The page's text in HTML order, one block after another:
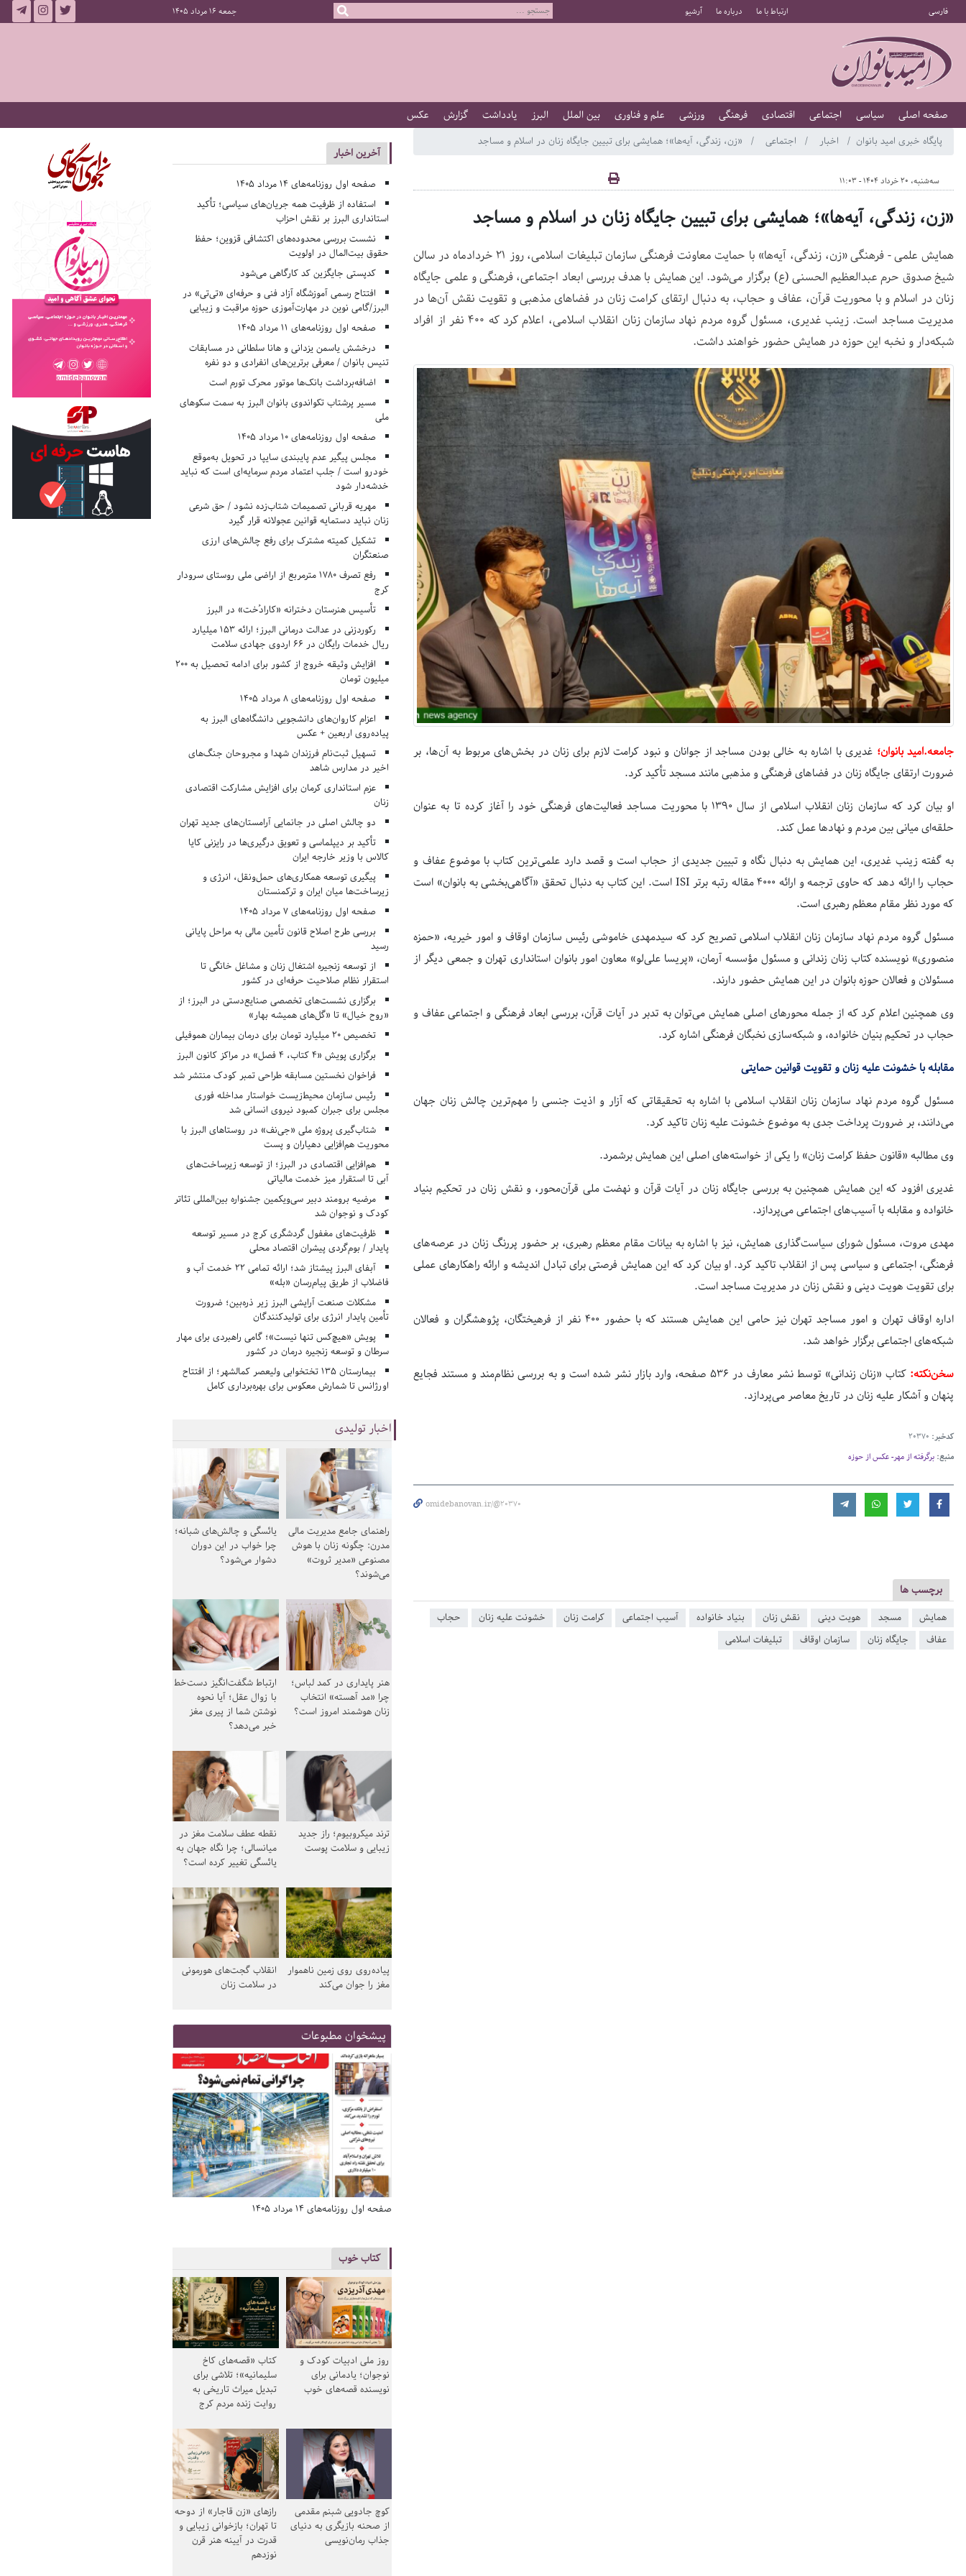
فارسی ارتباط با ما درباره ما آرشیو جمعه 16 مرداد 1405
صفحه اصلی سیاسی اجتماعی اقتصادی فرهنگی ورزشی علم و فناوری بین الملل البرز یادداشت گزارش عکس
پایگاه خبری امید بانوان اخبار اجتماعی «زن، زندگی، آیه‌ها»؛ همایشی برای تبیین جایگاه زنان در اسلام و مساجد
سه‌شنبه، 20 خرداد 1404 - 11:03
«زن، زندگی، آیه‌ها»؛ همایشی برای تبیین جایگاه زنان در اسلام و مساجد
همایش علمی - فرهنگی «زن، زندگی، آیه‌ها» با حمایت معاونت فرهنگی سازمان تبلیغات اسلامی، روز ۲۱ خردادماه در سالن
شیخ صدوق حرم عبدالعظیم الحسنی (ع) برگزار می‌شود. این همایش با هدف بررسی ابعاد اجتماعی، فرهنگی و علمی جایگاه
زنان در اسلام و با محوریت قرآن، عفاف و حجاب، به دنبال ارتقای کرامت زنان در فضاهای مذهبی و تقویت نقش آن‌ها در
مدیریت مساجد است. زینب غدیری، مسئول گروه مردم نهاد سازمان زنان انقلاب اسلامی، اعلام کرد که ۴۰۰ نفر از افراد
شبکه‌دار و نخبه این حوزه در همایش حضور خواهند داشت.
جامعه.امید بانوان؛ غدیری با اشاره به خالی بودن مساجد از جوانان و نبود کرامت لازم برای زنان در بخش‌های مربوط به آن‌ها، بر
ضرورت ارتقای جایگاه زنان در فضاهای فرهنگی و مذهبی مانند مسجد تأکید کرد.
او بیان کرد که سازمان زنان انقلاب اسلامی از سال ۱۳۹۰ با محوریت مساجد فعالیت‌های فرهنگی خود را آغاز کرده تا به عنوان
حلقه‌ای میانی بین مردم و نهادها عمل کند.
به گفته زینب غدیری، این همایش به دنبال نگاه و تبیین جدیدی از حجاب است و قصد دارد علمی‌ترین کتاب با موضوع عفاف و
حجاب را ارائه دهد که حاوی ترجمه و ارائه ۴۰۰۰مقاله رتبه برترISIاست. این کتاب به دنبال تحقق «آگاهی‌بخشی به بانوان» است
که مورد نظر مقام معظم رهبری است.
مسئول گروه مردم نهاد سازمان زنان انقلاب اسلامی تصریح کرد که سیدمهدی خاموشی رئیس سازمان اوقاف و امور خیریه، «حمزه
منصوری» نویسنده کتاب زنان زندانی و مسئول مؤسسه آرمان، «پریسا علی‌لو» معاون امور بانوان استانداری تهران و جمعی دیگر از
مسئولان و فعالان حوزه بانوان در این همایش حضور دارند.
وی همچنین اعلام کرد که از جمله محورهای اصلی همایش می‌توان به تدبر در آیات قرآن، بررسی ابعاد فرهنگی و اجتماعی عفاف و
حجاب در تحکیم بنیان خانواده، و شبکه‌سازی نخبگان فرهنگی اشاره کرد.
مقابله با خشونت علیه زنان و تقویت قوانین حمایتی
مسئول گروه مردم نهاد سازمان زنان انقلاب اسلامی با اشاره به تحقیقاتی که آزار و اذیت جنسی را مهم‌ترین چالش زنان جهان
می‌دانند، بر ضرورت پرداخت جدی به موضوع خشونت علیه زنان تاکید کرد.
وی مطالبه «قانون حفظ کرامت زنان» را یکی از خواسته‌های اصلی این همایش برشمرد.
غدیری افزود که این همایش همچنین به بررسی جایگاه زنان در آیات قرآن و نهضت ملی قرآن‌محور، و نقش زنان در تحکیم بنیاد
خانواده و مقابله با آسیب‌های اجتماعی می‌پردازد.
مهدی مروت، مسئول شورای سیاست‌گذاری همایش، نیز با اشاره به بیانات مقام معظم رهبری، بر حضور پررنگ زنان در عرصه‌های
فرهنگی، اجتماعی و سیاسی پس از انقلاب تاکید کرد. او بیان کرد که این همایش فرصتی برای تبادل اندیشه و ارائه راهکارهای عملی
برای تقویت هویت دینی و نقش زنان در مدیریت مساجد است.
اداره اوقاف تهران و امور مساجد تهران نیز حامی این همایش هستند که با حضور ۴۰۰نفر از فرهیختگان، پژوهشگران و فعالان
شبکه‌های اجتماعی برگزار خواهد شد.
سخن‌نکته: کتاب «زنان زندانی» توسط نشر معارف در ۵۳۶ صفحه، وارد بازار نشر شده است و به بررسی نظام‌مند و مستند فجایع
پنهان و آشکار علیه زنان در تاریخ معاصر می‌پردازد.
کدخبر: 20370
منبع: برگرفته از مهر- عکس از حوزه
omidebanovan.ir/@20370
برچسب ها
همایش مسجد هویت دینی نقش زنان بنیاد خانواده آسیب اجتماعی کرامت زنان خشونت علیه زنان
حجاب
عفاف
جایگاه زنان سازمان اوقاف تبلیغات اسلامی
آخرین اخبار
صفحه اول روزنامه‌های 14 مرداد 1405
استفاده از ظرفیت همه جریان‌های سیاسی؛ تأکید
استانداری البرز بر نقش احزاب
نشست بررسی محدوده‌های اکتشافی قزوین؛ حفظ
حقوق بیت‌المال در اولویت
کدپستی جایگزین کد کارگاهی می‌شود
افتتاح رسمی آموزشگاه آزاد فنی و حرفه‌ای «تی‌تی» در
البرز/گامی نوین در مهارت‌آموزی حوزه مراقبت و زیبایی
صفحه اول روزنامه‌های 11 مرداد 1405
درخشش یاسمن یزدانی و هانا سلطانی در مسابقات
تنیس بانوان / معرفی برترین‌های انفرادی و دو نفره
اضافه‌برداشت بانک‌ها موتور محرک تورم است
مسیر پرشتاب تکواندوی بانوان البرز به سمت سکوهای
ملی
صفحه اول روزنامه‌های 10 مرداد 1405
مجلس پیگیر عدم پایبندی سایپا در تحویل به‌موقع
خودرو است / جلب اعتماد مردم سرمایه‌ای است که نباید
خدشه‌دار شود
مهریه قربانی تصمیمات شتاب‌زده نشود / حق شرعی
زنان نباید دستمایه قوانین عجولانه قرار گیرد
تشکیل کمیته مشترک برای رفع چالش‌های ارزی
صنعتگران
رفع تصرف ۱۷۸۰ مترمربع از اراضی ملی روستای سرودار
کرج
تأسیس هنرستان دخترانه «کارادُخت» در البرز
رکوردزنی در عدالت درمانی البرز؛ ارائه ۱۵۳ میلیارد
ریال خدمات رایگان در ۶۶ اردوی جهادی سلامت
افزایش وثیقه خروج از کشور برای ادامه تحصیل به ۲۰۰
میلیون تومان
صفحه اول روزنامه‌های 8 مرداد 1405
اعزام کاروان‌های دانشجویی دانشگاه‌های البرز به
پیاده‌روی اربعین + عکس
تسهیل ثبت‌نام فرزندان شهدا و مجروحان جنگ‌های
اخیر در مدارس شاهد
عزم استانداری کرمان برای افزایش مشارکت اقتصادی
زنان
دو چالش اصلی در جانمایی آرامستان‌های جدید تهران
تأکید بر دیپلماسی و تعویق درگیری‌ها در رایزنی کایا
کالاس با وزیر خارجه ایران
پیگیری توسعه همکاری‌های حمل‌ونقل، انرژی و
زیرساخت‌ها میان ایران و ترکمنستان
صفحه اول روزنامه‌های 7 مرداد 1405
بررسی طرح اصلاح قانون تأمین مالی به مراحل پایانی
رسید
از توسعه زنجیره اشتغال زنان و مشاغل خانگی تا
استقرار نظام صلاحیت حرفه‌ای در کشور
برگزاری نشست‌های تخصصی صنایع‌دستی در البرز؛ از
«روح خیال» تا «گل‌های همیشه بهار»
تخصیص ۲۰ میلیارد تومان برای درمان بیماران هموفیلی
برگزاری پویش «۴ کتاب، ۴ فصل» در مراکز کانون البرز
فراخوان نخستین مسابقه طراحی تمبر کودک منتشر شد
رئیس سازمان محیط‌زیست خواستار مداخله فوری
مجلس برای جبران کمبود نیروی انسانی شد
شتاب‌گیری پروژه ملی «جی‌نف» در روستاهای البرز با
محوریت هم‌افزایی دهیاران و پست
هم‌افزایی اقتصادی در البرز؛ از توسعه زیرساخت‌های
آبی تا استقرار میز خدمت مالیاتی
مرضیه برومند دبیر سی‌ویکمین جشنواره بین‌المللی تئاتر
کودک و نوجوان شد
ظرفیت‌های مغفول گردشگری کرج در مسیر توسعه
پایدار / بوم‌گردی پیشران اقتصاد محلی
آبفای البرز پیشتاز شد؛ ارائه تمامی ۲۲ خدمت آب و
فاضلاب از طریق پیام‌رسان «بله»
مشکلات صنعت آرایشی البرز زیر ذره‌بین؛ ضرورت
تأمین پایدار انرژی برای تولیدکنندگان
پویش «هیچ‌کس تنها نیست»؛ گامی راهبردی برای مهار
سرطان و توسعه زنجیره درمان در کشور
بیمارستان ۱۳۵ تختخوابی ولیعصر کمالشهر؛ از افتتاح
اورژانس تا شمارش معکوس برای بهره‌برداری کامل
اخبار تولیدی
راهنمای جامع مدیریت مالی
مدرن: چگونه زنان با هوش
مصنوعی «مدیر ثروت»
می‌شوند؟
یائسگی و چالش‌های شبانه؛
چرا خواب در این دوران
دشوار می‌شود؟
هنر پایداری در کمد لباس؛
چرا «مد آهسته» انتخاب
زنان هوشمند امروز است؟
ارتباط شگفت‌انگیز دست‌خط
با زوال عقل؛ آیا نحوه
نوشتن شما از پیری مغز
خبر می‌دهد؟
ترند میکروبیوم؛ راز جدید
زیبایی و سلامت پوست
نقطه عطف سلامت مغز در
میانسالی؛ چرا نگاه جهان به
یائسگی تغییر کرده است؟
پیاده‌روی روی زمین ناهموار
مغز را جوان می‌کند
انقلاب گجت‌های هورمونی
در سلامت زنان
پیشخوان مطبوعات
صفحه اول روزنامه‌های 14 مرداد 1405
کتاب خوب
روز ملی ادبیات کودک و
نوجوان؛ یادمانی برای
نویسنده قصه‌های خوب
کتاب «قصه‌های کاخ
سلیمانیه»؛ تلاشی برای
تبدیل میراث تاریخی به
روایت زنده مردم کرج
کوچ جادویی شبنم مقدمی
از صحنه بازیگری به دنیای
جذاب رمان‌نویسی
رازهای «زن قاجار» از دوحه
تا تهران؛ بازخوانی زیبایی و
قدرت در آیینه هنر قرن
نوزدهم